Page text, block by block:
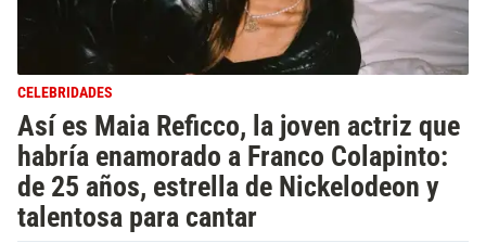
CELEBRIDADES
Así es Maia Reficco, la joven actriz que
habría enamorado a Franco Colapinto:
de 25 años, estrella de Nickelodeon y
talentosa para cantar